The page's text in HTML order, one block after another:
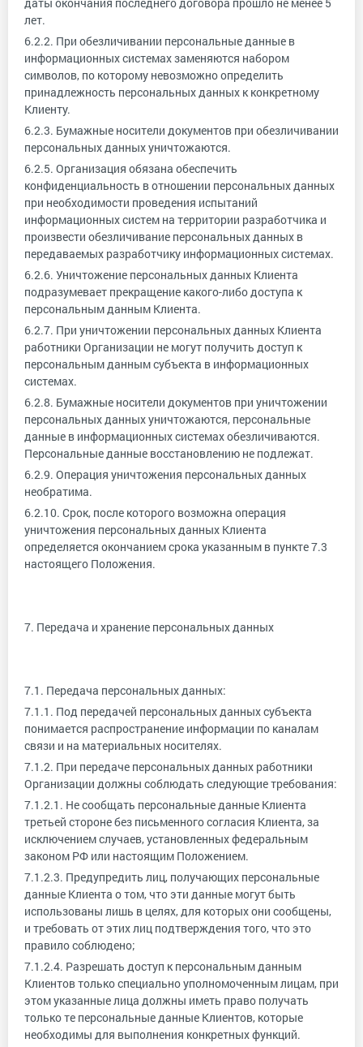
даты окончания последнего договора прошло не менее 5
лет.
6.2.2. При обезличивании персональные данные в
информационных системах заменяются набором
символов, по которому невозможно определить
принадлежность персональных данных к конкретному
Клиенту.
6.2.3. Бумажные носители документов при обезличивании
персональных данных уничтожаются.
6.2.5. Организация обязана обеспечить
конфиденциальность в отношении персональных данных
при необходимости проведения испытаний
информационных систем на территории разработчика и
произвести обезличивание персональных данных в
передаваемых разработчику информационных системах.
6.2.6. Уничтожение персональных данных Клиента
подразумевает прекращение какого-либо доступа к
персональным данным Клиента.
6.2.7. При уничтожении персональных данных Клиента
работники Организации не могут получить доступ к
персональным данным субъекта в информационных
системах.
6.2.8. Бумажные носители документов при уничтожении
персональных данных уничтожаются, персональные
данные в информационных системах обезличиваются.
Персональные данные восстановлению не подлежат.
6.2.9. Операция уничтожения персональных данных
необратима.
6.2.10. Срок, после которого возможна операция
уничтожения персональных данных Клиента
определяется окончанием срока указанным в пункте 7.3
настоящего Положения.
7. Передача и хранение персональных данных
7.1. Передача персональных данных:
7.1.1. Под передачей персональных данных субъекта
понимается распространение информации по каналам
связи и на материальных носителях.
7.1.2. При передаче персональных данных работники
Организации должны соблюдать следующие требования:
7.1.2.1. Не сообщать персональные данные Клиента
третьей стороне без письменного согласия Клиента, за
исключением случаев, установленных федеральным
законом РФ или настоящим Положением.
7.1.2.3. Предупредить лиц, получающих персональные
данные Клиента о том, что эти данные могут быть
использованы лишь в целях, для которых они сообщены,
и требовать от этих лиц подтверждения того, что это
правило соблюдено;
7.1.2.4. Разрешать доступ к персональным данным
Клиентов только специально уполномоченным лицам, при
этом указанные лица должны иметь право получать
только те персональные данные Клиентов, которые
необходимы для выполнения конкретных функций.